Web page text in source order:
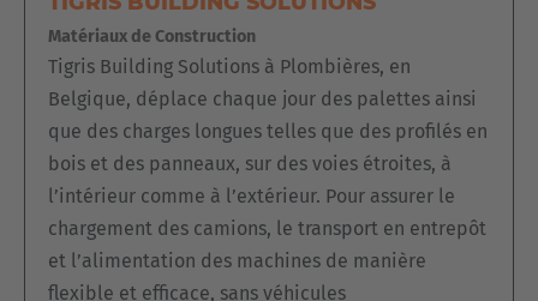
Matériaux de Construction
Tigris Building Solutions à Plombières, en
Belgique, déplace chaque jour des palettes ainsi
que des charges longues telles que des profilés en
bois et des panneaux, sur des voies étroites, à
l’intérieur comme à l’extérieur. Pour assurer le
chargement des camions, le transport en entrepôt
et l’alimentation des machines de manière
flexible et efficace, sans véhicules